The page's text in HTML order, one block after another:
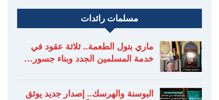
مسلمات رائدات
ماري بتول الطعمة.. ثلاثة عقود في
خدمة المسلمين الجدد وبناء جسور…
البوسنة والهرسك.. إصدار جديد يوثق